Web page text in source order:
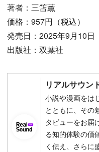
著者：三笘薫
価格：957円（税込）
発売日：2025年9月10日
出版社：双葉社
リアルサウン
小説や漫画をは
とともに、その
タビューをお届
る知的体験の価
く伝え、さらに